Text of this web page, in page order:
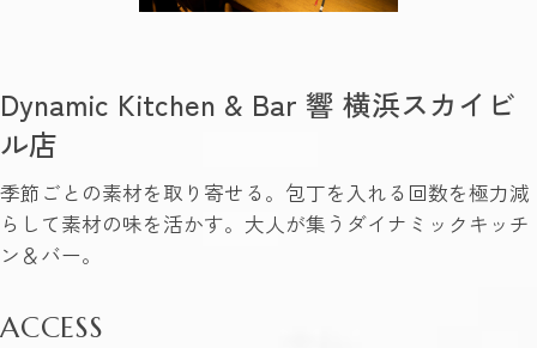
Dynamic Kitchen & Bar 響 横浜スカイビ
ル店
季節ごとの素材を取り寄せる。包丁を入れる回数を極力減
らして素材の味を活かす。大人が集うダイナミックキッチ
ン＆バー。
ACCESS